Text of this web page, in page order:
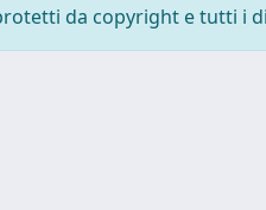
da copyright e tutti i